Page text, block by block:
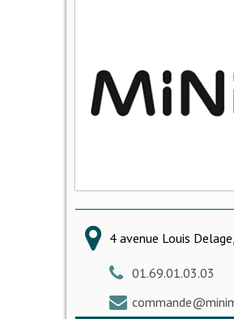
4 avenue Louis
01.69.01.03.03